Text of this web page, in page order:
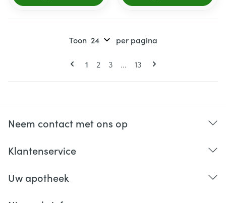
Pagina's
U lees momenteel pagina
1 Pagina
2 Pagina
3 ... Pagina
13
Toon per pagina
Neem contact met ons op
Klantenservice
Uw apotheek